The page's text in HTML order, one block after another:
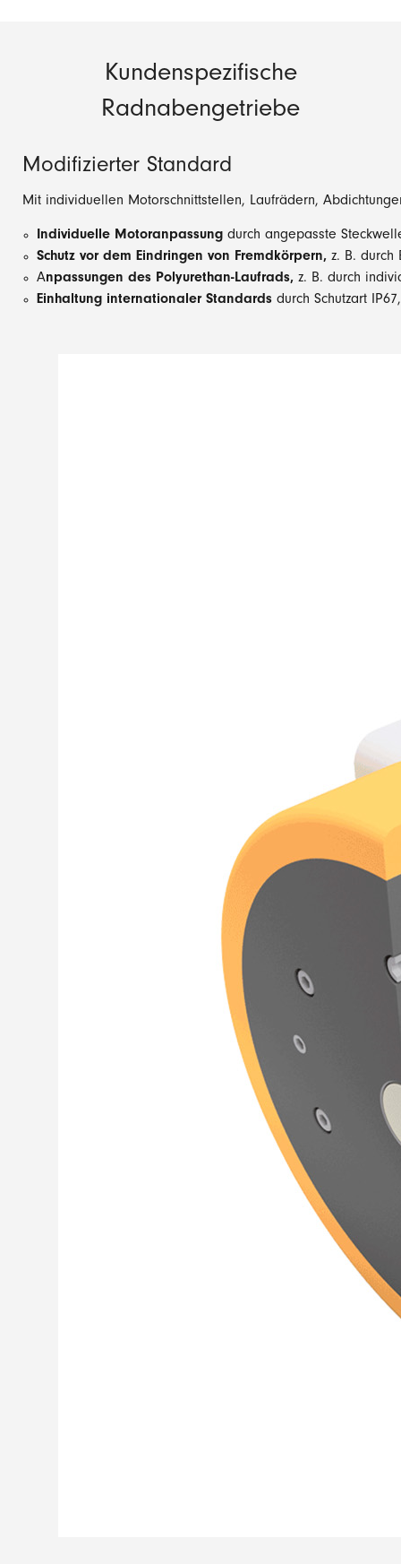
Kundenspezifische
Radnabengetriebe
Modifizierter Standard
Mit individuellen Motorschnittstellen, Laufrädern,
Individuelle Motoranpassung durch angepasste
Schutz vor dem Eindringen von Fremdkörpern, z. B. durch
Anpassungen des Polyurethan-Laufrads, z. B. durch
Einhaltung internationaler Standards durch Schutzart